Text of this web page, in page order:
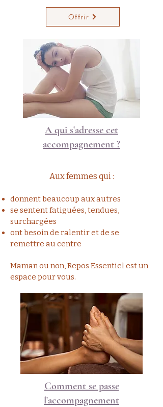
Offrir
A qui s'adresse cet
accompagnement ?
Aux femmes qui :
donnent beaucoup aux autres
se sentent fatiguées, tendues,
surchargées
ont besoin de ralentir et de se
remettre au centre
Maman ou non, Repos Essentiel est un
espace pour vous.
Comment se passe
l'accompagnement